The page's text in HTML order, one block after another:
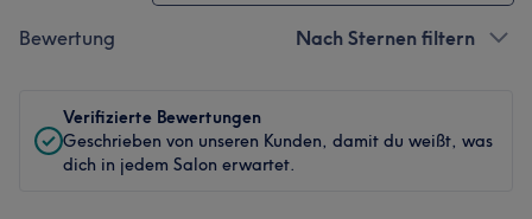
Bewertung Nach Sternen filtern
Verifizierte Bewertungen
Geschrieben von unseren Kunden, damit du weißt, was
dich in jedem Salon erwartet.